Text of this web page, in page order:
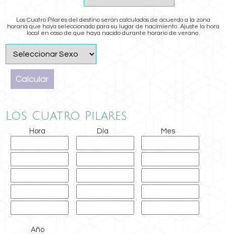
Los Cuatro Pilares del destino serán calculados de acuerdo a la zona
horaria que haya seleccionado para su lugar de nacimiento. Ajuste la hora
local en caso de que haya nacido durante horario de verano.
Los Cuatro Pilares
Hora Día Mes
Año